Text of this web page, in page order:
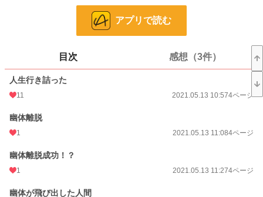
2021.05.13 10:57
週間ポイント 2,002 pt (23 位)
アプリで読む
目次 感想（3件）
人生行き詰った
11 2021.05.13 10:574ページ
幽体離脱
1 2021.05.13 11:084ページ
幽体離脱成功！？
1 2021.05.13 11:274ページ
幽体が飛び出した人間